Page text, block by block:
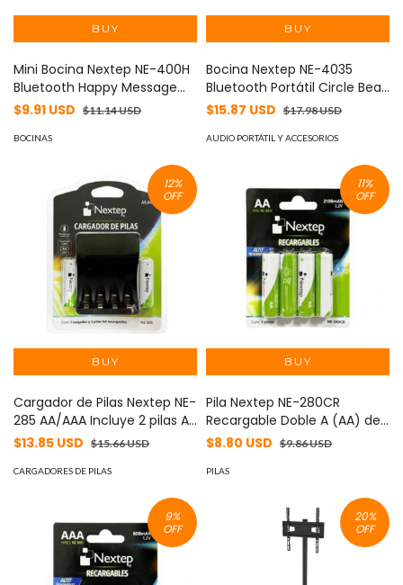
Mini Bocina Nextep NE-400H
Bluetooth Happy Message
2W color Negro -
$9.91 USD $11.14 USD
BOCINAS
Bocina Nextep NE-4035
Bluetooth Portátil Circle Beat
Radio FM 5W Color Negro
-
$15.87 USD $17.98 USD
AUDIO PORTÁTIL Y ACCESORIOS
12%
OFF
Cargador de Pilas Nextep NE-
285 AA/AAA Incluye 2 pilas AA
Recarga con cable USB
hasta 4 pilas incluye 2 pilas
$13.85 USD $15.66 USD
CARGADORES DE PILAS
11%
OFF
Pila Nextep NE-280CR
Recargable Doble A (AA) de 1
- 2 voltios 2100 mAh 4 piezas
NiMH 1.2V
$8.80 USD $9.86 USD
PILAS
9%
OFF
20%
OFF